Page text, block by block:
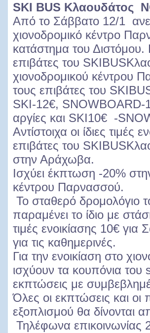
SKI BUS Κλαουδάτος
Από το Σάββατο 12/1
χιονοδρομικό κέντρο
κατάστημα του Διστόμου.
επιβάτες του
χιονοδρομικού κέντρου
τους επιβάτες του
SKI-12€, SNOWBOARD-
αργίες και SKI10€ -
Αντίστοιχα οι ίδιες τιμές
επιβάτες του
στην Αράχωβα.
Ισχύει έκπτωση -20%
κέντρου Παρνασσού.
Το σταθερό δρομολόγιο
παραμένει το ίδιο με
τιμές ενοικίασης 10€ για
για τις καθημερινές.
Για την ενοικίαση στο
ισχύουν τα κουπόνια
εκπτώσεις με
Όλες οι εκπτώσεις και οι
εξοπλισμού θα δίνονται
Τηλέφωνα